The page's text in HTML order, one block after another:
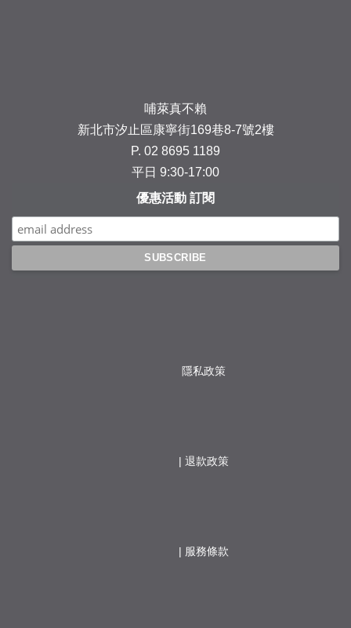
哺萊真不賴
新北市汐止區康寧街169巷8-7號2樓
P. 02 8695 1189
平日 9:30-17:00
優惠活動 訂閱
隱私政策
退款政策
服務條款